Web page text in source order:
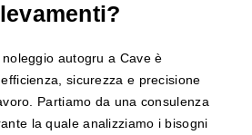
autogru a Cave è
sicurezza e precisione
Partiamo da una consulenza
la quale analizziamo i bisogni